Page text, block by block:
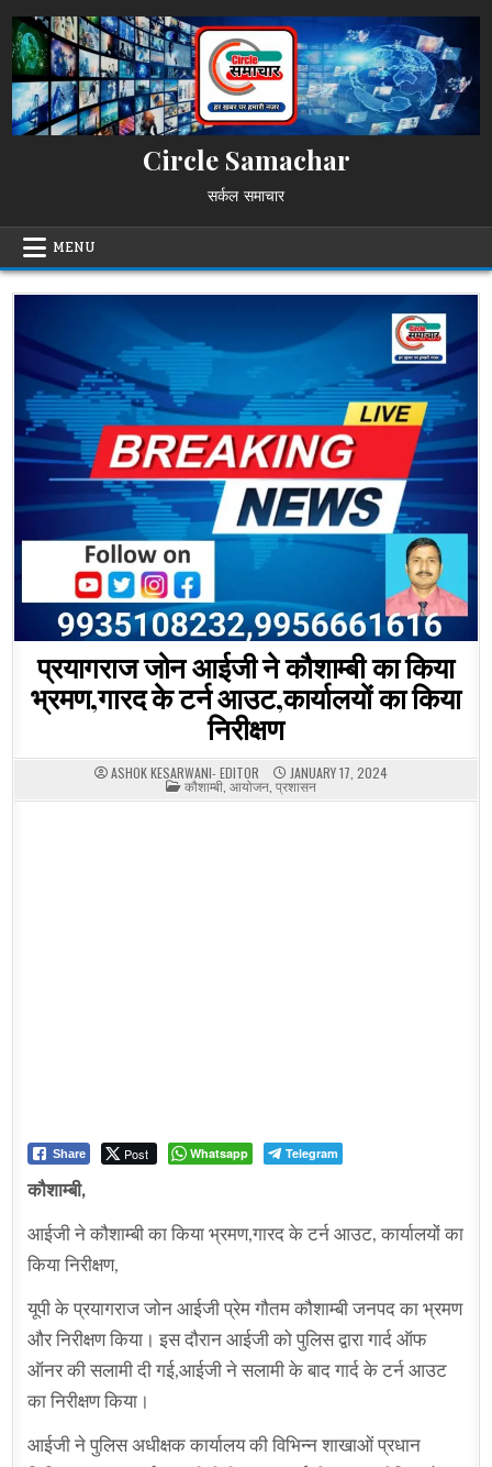
to
content
Circle Samachar
सर्कल समाचार
MENU
प्रयागराज जोन आईजी ने कौशाम्बी का किया
भ्रमण,गारद के टर्न आउट,कार्यालयों का किया
निरीक्षण
ASHOK KESARWANI- EDITOR JANUARY 17, 2024
POSTED
IN
कौशाम्बी, आयोजन, प्रशासन
Share Post Whatsapp Telegram
कौशाम्बी,
आईजी ने कौशाम्बी का किया भ्रमण,गारद के टर्न आउट, कार्यालयों का
किया निरीक्षण,
यूपी के प्रयागराज जोन आईजी प्रेम गौतम कौशाम्बी जनपद का भ्रमण
और निरीक्षण किया। इस दौरान आईजी को पुलिस द्वारा गार्द ऑफ
ऑनर की सलामी दी गई,आईजी ने सलामी के बाद गार्द के टर्न आउट
का निरीक्षण किया।
आईजी ने पुलिस अधीक्षक कार्यालय की विभिन्न शाखाओं प्रधान